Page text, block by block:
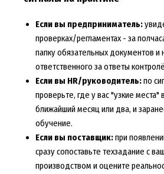
Если вы предприниматель:
проверках/регламентах - за
папку обязательных документов и
ответственного за ответы
Если вы HR/руководитель:по
проверьте, где у вас "узкие места"
ближайший месяц или два, и
обучение.
Если вы поставщик:при
сразу сопоставьте техзадание с
производством и оцените